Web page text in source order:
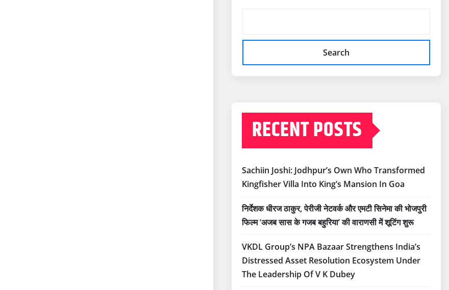
Search
RECENT POSTS
Sachiin Joshi: Jodhpur’s Own Who Transformed
Kingfisher Villa Into King’s Mansion In Goa
निर्देशक धीरज ठाकुर, पेरीजी नेटवर्क और एमटी सिनेमा की भोजपुरी
फिल्म ‘अजब सास के गजब बहुरिया’ की वाराणसी में शूटिंग शुरू
VKDL Group’s NPA Bazaar Strengthens India’s
Distressed Asset Resolution Ecosystem Under
The Leadership Of V K Dubey